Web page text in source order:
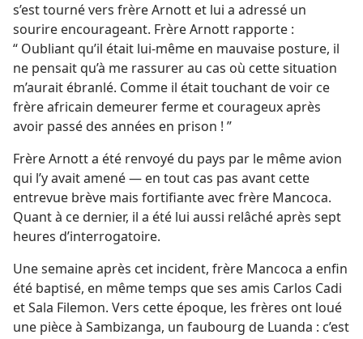
s’est tourné vers frère Arnott et lui a adressé un
sourire encourageant. Frère Arnott rapporte :
“ Oubliant qu’il était lui-​même en mauvaise posture, il
ne pensait qu’à me rassurer au cas où cette situation
m’aurait ébranlé. Comme il était touchant de voir ce
frère africain demeurer ferme et courageux après
avoir passé des années en prison ! ”
Frère Arnott a été renvoyé du pays par le même avion
qui l’y avait amené — en tout cas pas avant cette
entrevue brève mais fortifiante avec frère Mancoca.
Quant à ce dernier, il a été lui aussi relâché après sept
heures d’interrogatoire.
Une semaine après cet incident, frère Mancoca a enfin
été baptisé, en même temps que ses amis Carlos Cadi
et Sala Filemon. Vers cette époque, les frères ont loué
une pièce à Sambizanga, un faubourg de Luanda : c’est